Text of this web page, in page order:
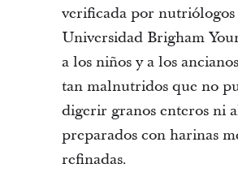
verificada por nutriólogos
Universidad Brigham
a los niños y a los
tan malnutridos que no
digerir granos enteros ni
preparados con harinas
refinadas.